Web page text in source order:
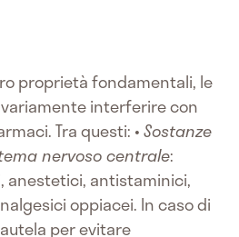
proprietà fondamentali, le
interferire con
Tra questi: •Sostanze
nervoso centrale:
anestetici, antistaminici,
oppiacei. In caso di
per evitare